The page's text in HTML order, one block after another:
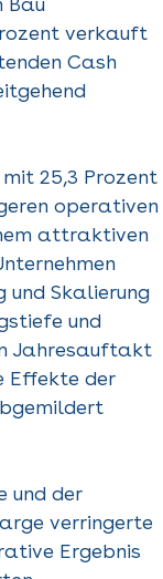
verkauft
Cash
25,3 Prozent
operativen
attraktiven
und Skalierung
und
Jahresauftakt
Effekte der
und der
verringerte
Ergebnis